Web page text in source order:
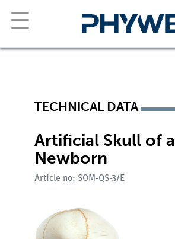
☰
TECHNICAL DATA
Artificial Skull of a
Newborn
Article no: SOM-QS-3/E